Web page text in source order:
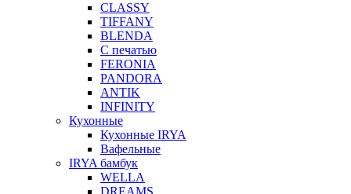
CLASSY
TIFFANY
BLENDA
С печатью
FERONIA
PANDORA
ANTIK
INFINITY
Кухонные
Кухонные IRYA
Вафельные
IRYA бамбук
WELLA
DREAMS